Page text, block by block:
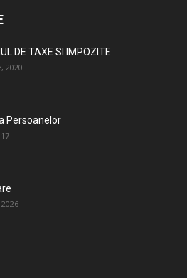
DE TAXE SI IMPOZITE
2020
Persoanelor